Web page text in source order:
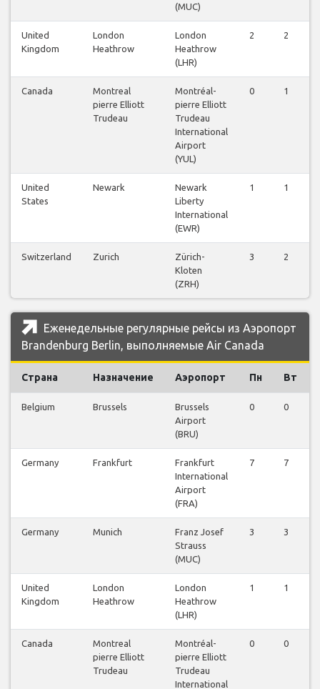
(MUC)
United
Kingdom
London
Heathrow
London
Heathrow
(LHR)
2 2
Canada
Montreal
pierre Elliott
Trudeau
Montréal-
pierre Elliott
Trudeau
International
Airport
(YUL)
0 1
United
States
Newark
Newark
Liberty
International
(EWR)
1 1
Switzerland Zurich
Zürich-
Kloten
(ZRH)
3 2
Еженедельные регулярные рейсы из Аэропорт
Brandenburg Berlin, выполняемые Air Canada
Страна Назначение Аэропорт Пн Вт
Belgium Brussels
Brussels
Airport
(BRU)
0 0
Germany Frankfurt
Frankfurt
International
Airport
(FRA)
7 7
Germany Munich
Franz Josef
Strauss
(MUC)
3 3
United
Kingdom
London
Heathrow
London
Heathrow
(LHR)
1 1
Canada
Montreal
pierre Elliott
Trudeau
Montréal-
pierre Elliott
Trudeau
International
0 0